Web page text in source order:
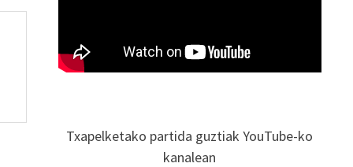
Txapelketako partida guztiak YouTube-ko
kanalean